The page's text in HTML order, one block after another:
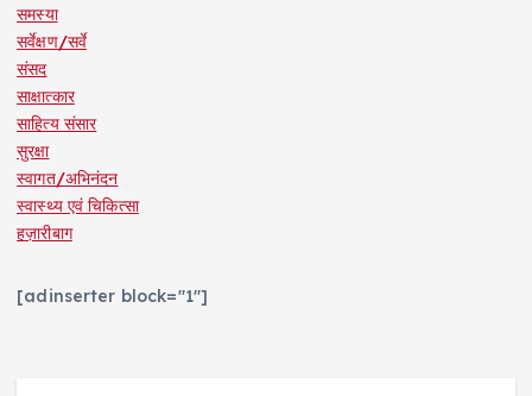
समस्या
सर्वेक्षण/सर्वे
संसद
साक्षात्कार
साहित्य संसार
सुरक्षा
स्वागत/अभिनंदन
स्वास्थ्य एवं चिकित्सा
हज़ारीबाग
[adinserter block="1"]